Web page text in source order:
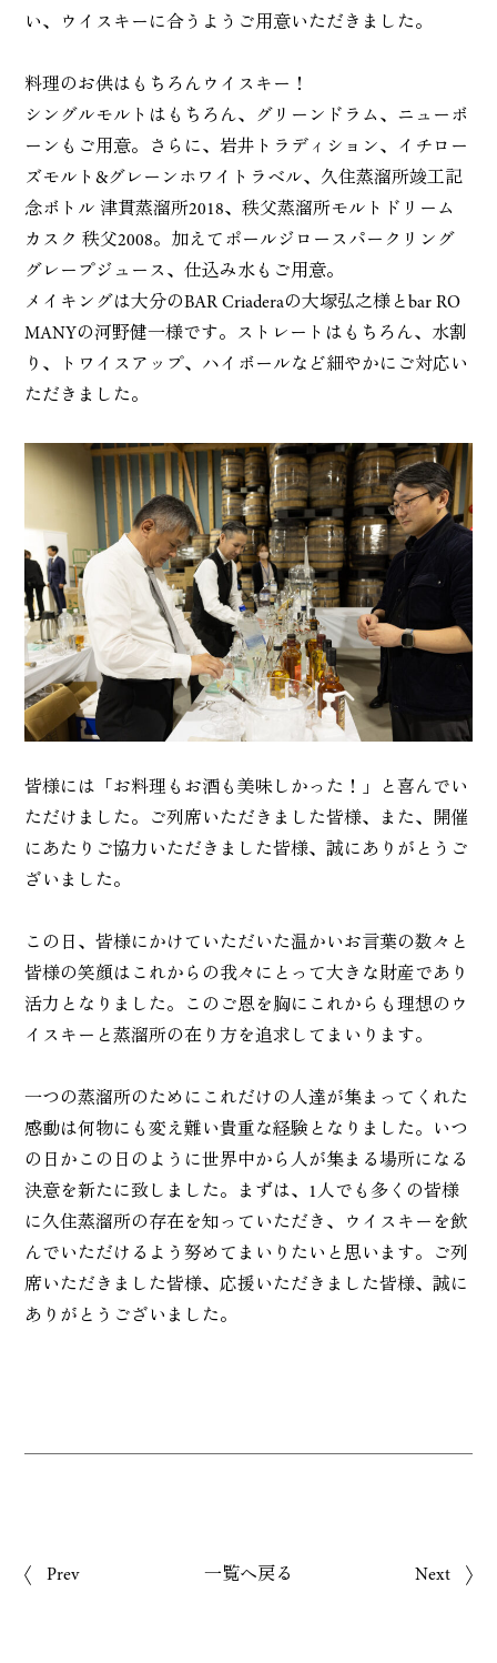
い、ウイスキーに合うようご用意いただきました。
料理のお供はもちろんウイスキー！
シングルモルトはもちろん、グリーンドラム、ニューボ
ーンもご用意。さらに、岩井トラディション、イチロー
ズモルト&グレーンホワイトラベル、久住蒸溜所竣工記
念ボトル 津貫蒸溜所2018、秩父蒸溜所モルトドリーム
カスク 秩父2008。加えてポールジロースパークリング
グレープジュース、仕込み水もご用意。
メイキングは大分のBAR Criaderaの大塚弘之様とbar RO
MANYの河野健一様です。ストレートはもちろん、水割
り、トワイスアップ、ハイボールなど細やかにご対応い
ただきました。
皆様には「お料理もお酒も美味しかった！」と喜んでい
ただけました。ご列席いただきました皆様、また、開催
にあたりご協力いただきました皆様、誠にありがとうご
ざいました。
この日、皆様にかけていただいた温かいお言葉の数々と
皆様の笑顔はこれからの我々にとって大きな財産であり
活力となりました。このご恩を胸にこれからも理想のウ
イスキーと蒸溜所の在り方を追求してまいります。
一つの蒸溜所のためにこれだけの人達が集まってくれた
感動は何物にも変え難い貴重な経験となりました。いつ
の日かこの日のように世界中から人が集まる場所になる
決意を新たに致しました。まずは、1人でも多くの皆様
に久住蒸溜所の存在を知っていただき、ウイスキーを飲
んでいただけるよう努めてまいりたいと思います。ご列
席いただきました皆様、応援いただきました皆様、誠に
ありがとうございました。
Prev 一覧へ戻る Next